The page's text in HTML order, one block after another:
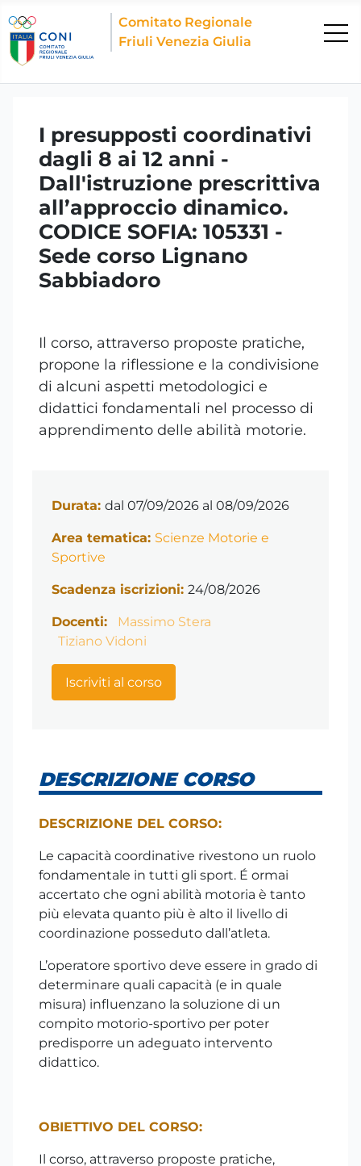
Comitato Regionale
Friuli Venezia Giulia
I presupposti coordinativi
dagli 8 ai 12 anni -
Dall'istruzione prescrittiva
all’approccio dinamico.
CODICE SOFIA: 105331 -
Sede corso Lignano
Sabbiadoro
Il corso, attraverso proposte pratiche,
propone la riflessione e la condivisione
di alcuni aspetti metodologici e
didattici fondamentali nel processo di
apprendimento delle abilità motorie.
Durata: dal 07/09/2026 al 08/09/2026
Area tematica: Scienze Motorie e
Sportive
Scadenza iscrizioni: 24/08/2026
Docenti:
Massimo Stera
Tiziano Vidoni
Iscriviti al corso
DESCRIZIONE CORSO
DESCRIZIONE DEL CORSO:
Le capacità coordinative rivestono un ruolo
fondamentale in tutti gli sport. É ormai
accertato che ogni abilità motoria è tanto
più elevata quanto più è alto il livello di
coordinazione posseduto dall’atleta.
L’operatore sportivo deve essere in grado di
determinare quali capacità (e in quale
misura) influenzano la soluzione di un
compito motorio-sportivo per poter
predisporre un adeguato intervento
didattico.
OBIETTIVO DEL CORSO:
Il corso, attraverso proposte pratiche,